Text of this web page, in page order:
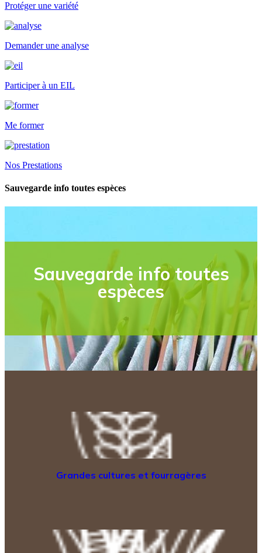
Protéger une variété
Demander une analyse
Participer à un EIL
Me former
Nos Prestations
Sauvegarde info toutes espèces
Sauvegarde info toutes
espèces
Grandes cultures et fourragères